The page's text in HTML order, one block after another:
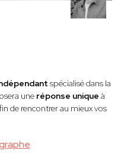
spécialisé dans la
une réponse unique à
de rencontrer au mieux vos